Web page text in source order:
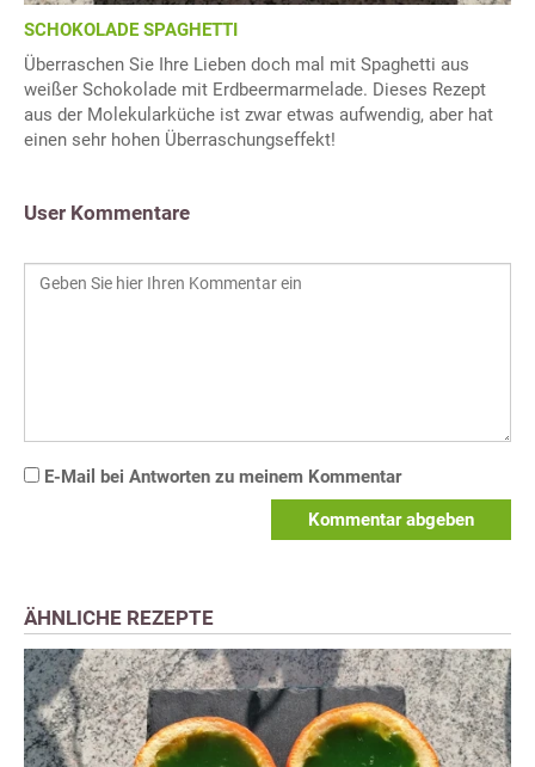
SCHOKOLADE SPAGHETTI
Überraschen Sie Ihre Lieben doch mal mit Spaghetti aus
weißer Schokolade mit Erdbeermarmelade. Dieses Rezept
aus der Molekularküche ist zwar etwas aufwendig, aber hat
einen sehr hohen Überraschungseffekt!
User Kommentare
E-Mail bei Antworten zu meinem Kommentar
Kommentar abgeben
ÄHNLICHE REZEPTE